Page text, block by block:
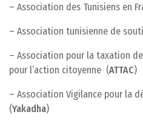
– Association des Tunisiens en
– Association tunisienne de
– Association pour la taxation
pour l’action citoyenne (ATTAC)
– Association Vigilance pour la
(Yakadha)